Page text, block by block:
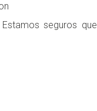
seguros que